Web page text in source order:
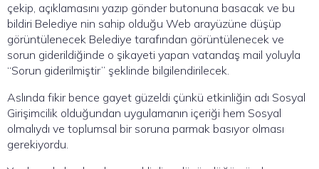
çekip, açıklamasını yazıp gönder butonuna basacak ve bu
bildiri Belediye nin sahip olduğu Web arayüzüne düşüp
görüntülenecek Belediye tarafından görüntülenecek ve
sorun giderildiğinde o şikayeti yapan vatandaş mail yoluyla
“Sorun giderilmiştir” şeklinde bilgilendirilecek.
Aslında fikir bence gayet güzeldi çünkü etkinliğin adı Sosyal
Girişimcilik olduğundan uygulamanın içeriği hem Sosyal
olmalıydı ve toplumsal bir soruna parmak basıyor olması
gerekiyordu.